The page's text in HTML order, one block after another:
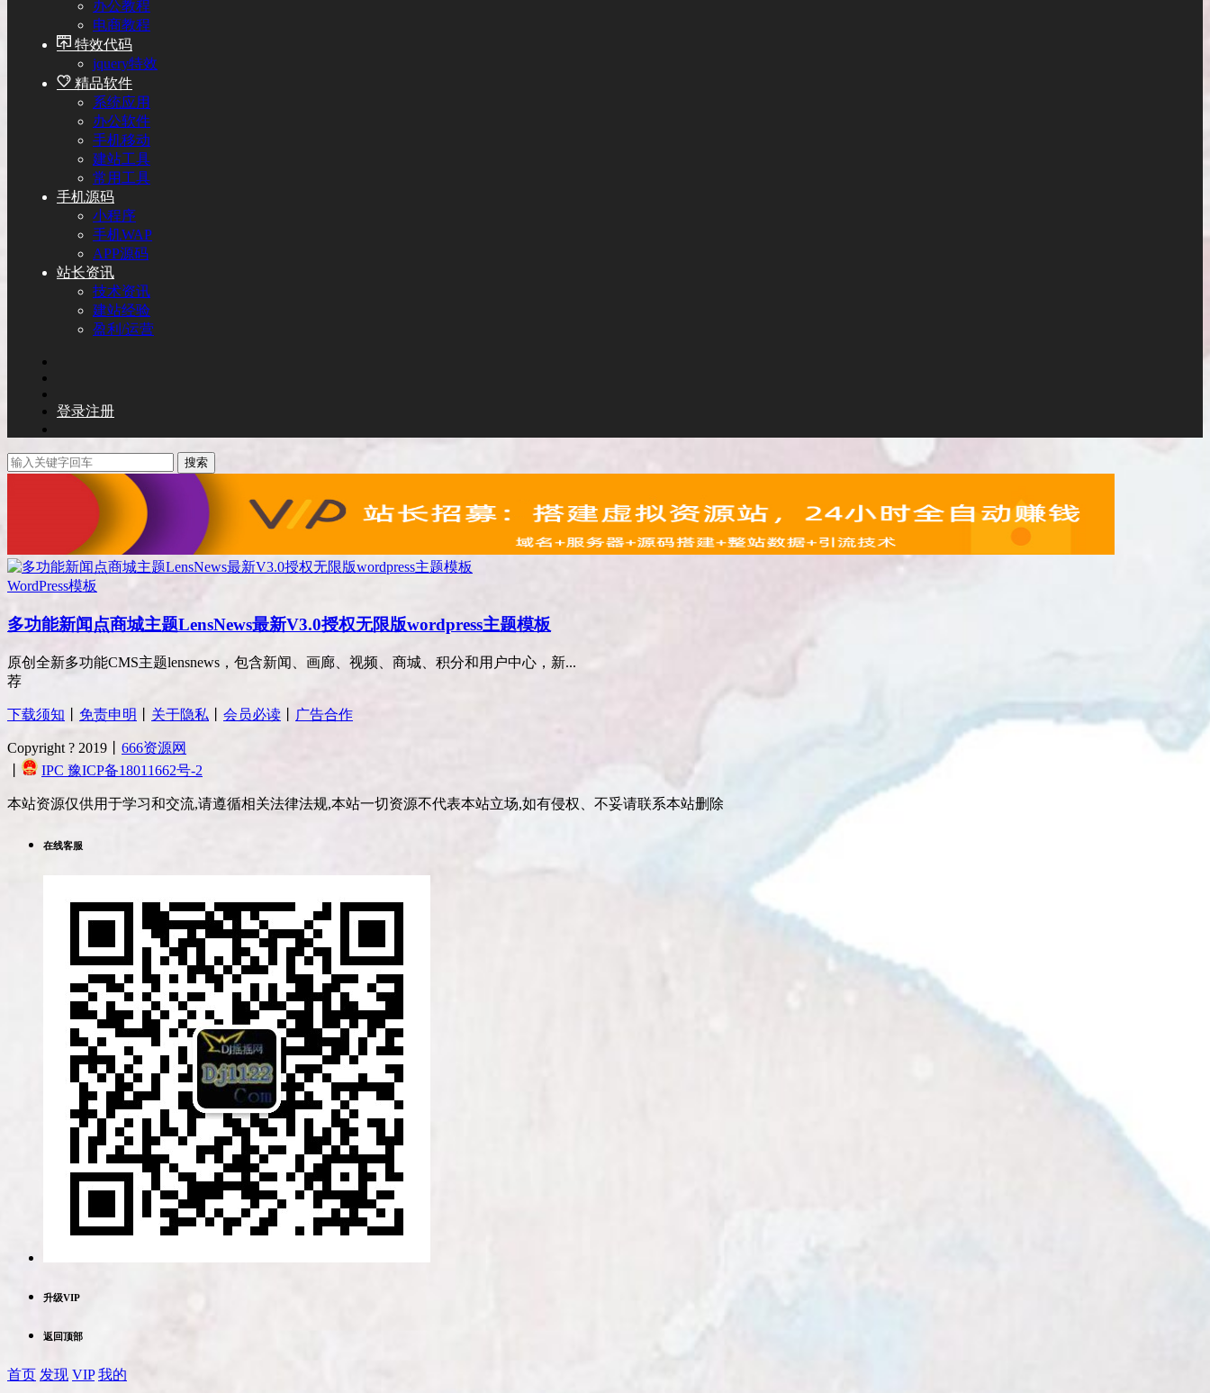
办公教程
电商教程
特效代码
jquery特效
精品软件
系统应用
办公软件
手机移动
建站工具
常用工具
手机源码
小程序
手机WAP
APP源码
站长资讯
技术资讯
建站经验
盈利/运营
登录注册
搜索
WordPress模板
多功能新闻点商城主题LensNews最新V3.0授权无限版wordpress主题模板
原创全新多功能CMS主题lensnews，包含新闻、画廊、视频、商城、积分和用户中心，新...
荐
下载须知 免责申明 关于隐私 会员必读 广告合作
Copyright ? 2019丨 666资源网
IPC 豫ICP备18011662号-2
本站资源仅供用于学习和交流,请遵循相关法律法规,本站一切资源不代表本站立场,如有侵权、不妥请联系本站删除
在线客服
升级VIP
返回顶部
首页 发现 VIP 我的